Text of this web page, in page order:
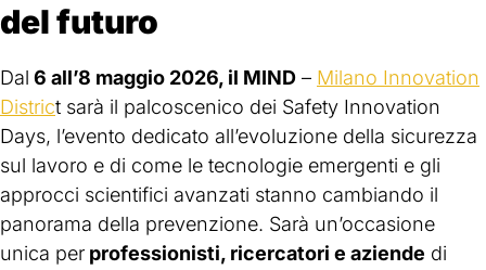
del futuro
Dal 6 all’8 maggio 2026, il MIND – Milano Innovation
District sarà il palcoscenico dei Safety Innovation
Days, l’evento dedicato all’evoluzione della sicurezza
sul lavoro e di come le tecnologie emergenti e gli
approcci scientifici avanzati stanno cambiando il
panorama della prevenzione. Sarà un’occasione
unica per professionisti, ricercatori e aziende di